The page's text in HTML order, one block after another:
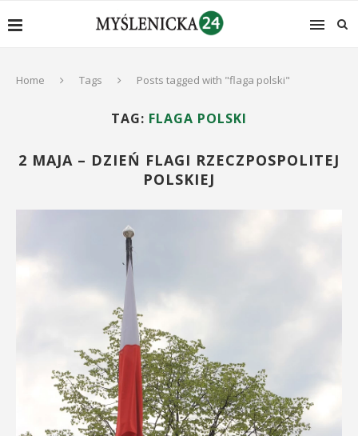
Home Tags Posts tagged with "flaga polski"
TAG: FLAGA POLSKI
2 MAJA – DZIEŃ FLAGI RZECZPOSPOLITEJ
POLSKIEJ